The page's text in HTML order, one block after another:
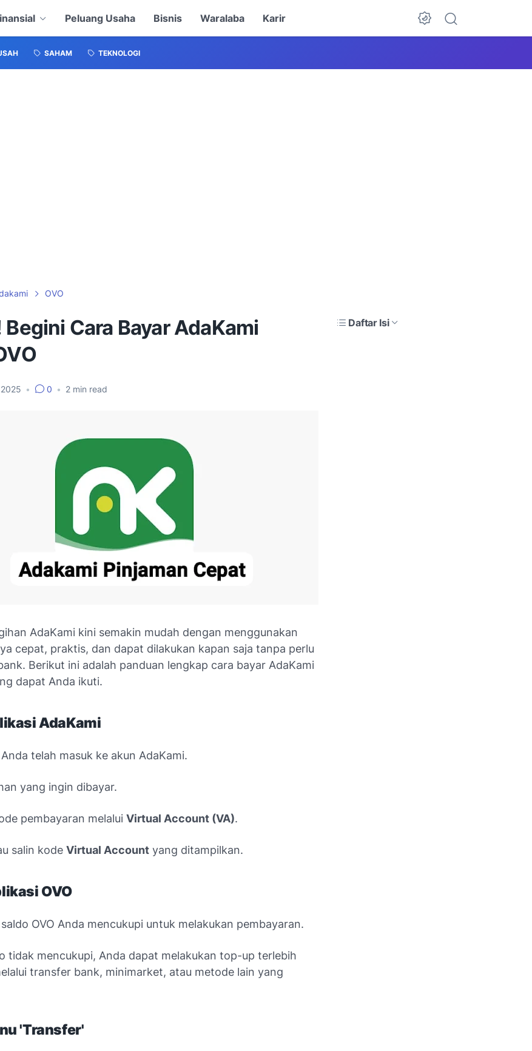
Peluang Usaha Bisnis Waralaba Karir
SAHAM TEKNOLOGI
OVO
Cara Bayar AdaKami
• 0 • 2 min read
Daftar Isi
AdaKami kini semakin mudah dengan menggunakan
cepat, praktis, dan dapat dilakukan kapan saja tanpa perlu
Berikut ini adalah panduan lengkap cara bayar AdaKami
dapat Anda ikuti.
AdaKami
telah masuk ke akun AdaKami.
yang ingin dibayar.
pembayaran melalui Virtual Account (VA).
salin kode Virtual Account yang ditampilkan.
OVO
OVO Anda mencukupi untuk melakukan pembayaran.
tidak mencukupi, Anda dapat melakukan top-up terlebih
transfer bank, minimarket, atau metode lain yang
'Transfer'